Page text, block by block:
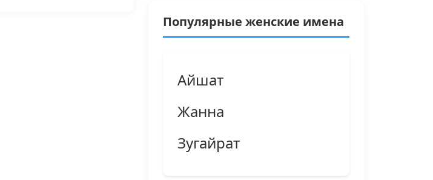
Популярные женские имена
Айшат
Жанна
Зугайрат